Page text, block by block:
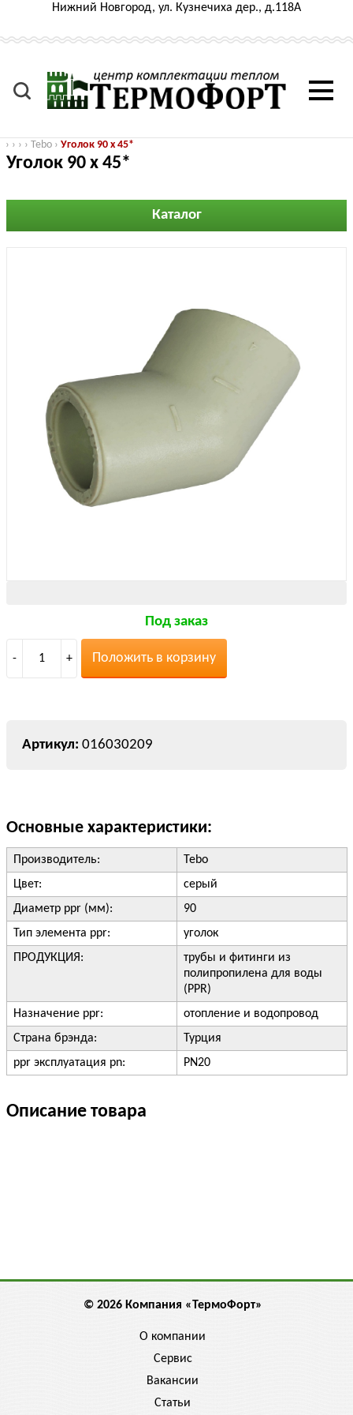
Нижний Новгород, ул. Кузнечиха дер., д.118А
› › › › Tebo › Уголок 90 x 45*
Уголок 90 x 45*
Каталог
Под заказ
- 1 + Положить в корзину
016030209
Основные характеристики:
Производитель:
Tebo
Цвет:
серый
Диаметр ppr (мм):
90
Тип элемента ppr:
уголок
ПРОДУКЦИЯ:
трубы и фитинги из
полипропилена для воды
(PPR)
Назначение ppr:
отопление и водопровод
Страна брэнда:
Турция
ppr эксплуатация pn:
PN20
Описание товара
© 2026 Компания «ТермоФорт»
О компании
Сервис
Вакансии
Статьи